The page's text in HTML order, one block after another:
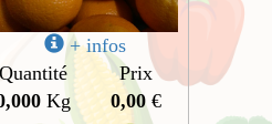
+ infos
Quantité
Kg
Prix
0,00 €